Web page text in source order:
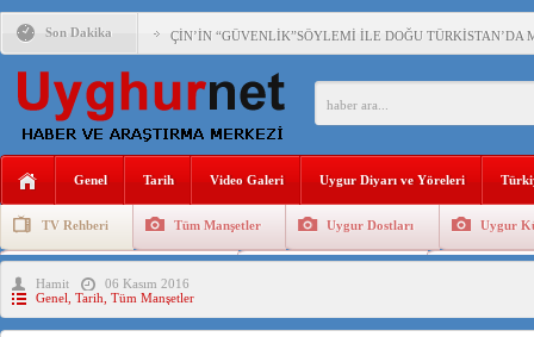
Son Dakika ÇİN’İN “GÜVENLİK”SÖYLEMİ İLE DOĞU TÜRKİSTAN’DA
PAKİSTAN,AFGANİSTAN’DA YAŞAYAN UYGURLARA
ANAHTAR PARTİ GENEL BAŞKANI AĞIRALİOĞLU :
ÇİN’İN DOĞU TÜRKİSTAN’DAKİ UYGULAMALARI
150 YILDIR KAYNAYAN YARAMIZ : ÇİN İŞGALİNDEKİ
ÇİN’İN UYGUR POLİTİKALARINI ÖVEN DİYANET
Genel Tarih Video Galeri Uygur Diyarı ve Yöreleri
TV Rehberi Tüm Manşetler Uygur Dostları Uygur
Uygurlarda Düğün ve Cenaze
Hamit
06 Kasım 2016
Genel Tarih Tüm Manşetler